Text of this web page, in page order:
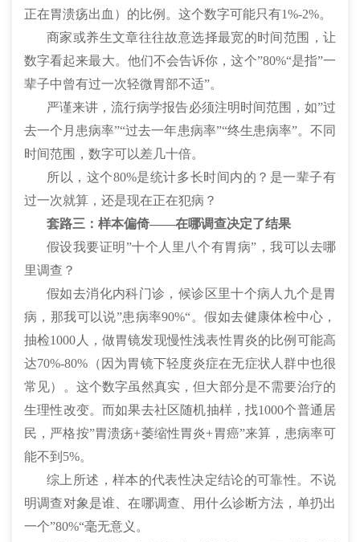
正在胃溃疡出血）的比例。这个数字可能只有1%-2%。
商家或养生文章往往故意选择最宽的时间范围，让
数字看起来最大。他们不会告诉你，这个”80%“是指”一
辈子中曾有过一次轻微胃部不适”。
严谨来讲，流行病学报告必须注明时间范围，如”过
去一个月患病率”“过去一年患病率”“终生患病率”。不同
时间范围，数字可以差几十倍。
所以，这个80%是统计多长时间内的？是一辈子有
过一次就算，还是现在正在犯病？
套路三：样本偏倚——在哪调查决定了结果
假设我要证明”十个人里八个有胃病”，我可以去哪
里调查？
假如去消化内科门诊，候诊区里十个病人九个是胃
病，那我可以说”患病率90%“。假如去健康体检中心，
抽检1000人，做胃镜发现慢性浅表性胃炎的比例可能高
达70%-80%（因为胃镜下轻度炎症在无症状人群中也很
常见）。这个数字虽然真实，但大部分是不需要治疗的
生理性改变。而如果去社区随机抽样，找1000个普通居
民，严格按”胃溃疡+萎缩性胃炎+胃癌”来算，患病率可
能不到5%。
综上所述，样本的代表性决定结论的可靠性。不说
明调查对象是谁、在哪调查、用什么诊断方法，单扔出
一个”80%“毫无意义。